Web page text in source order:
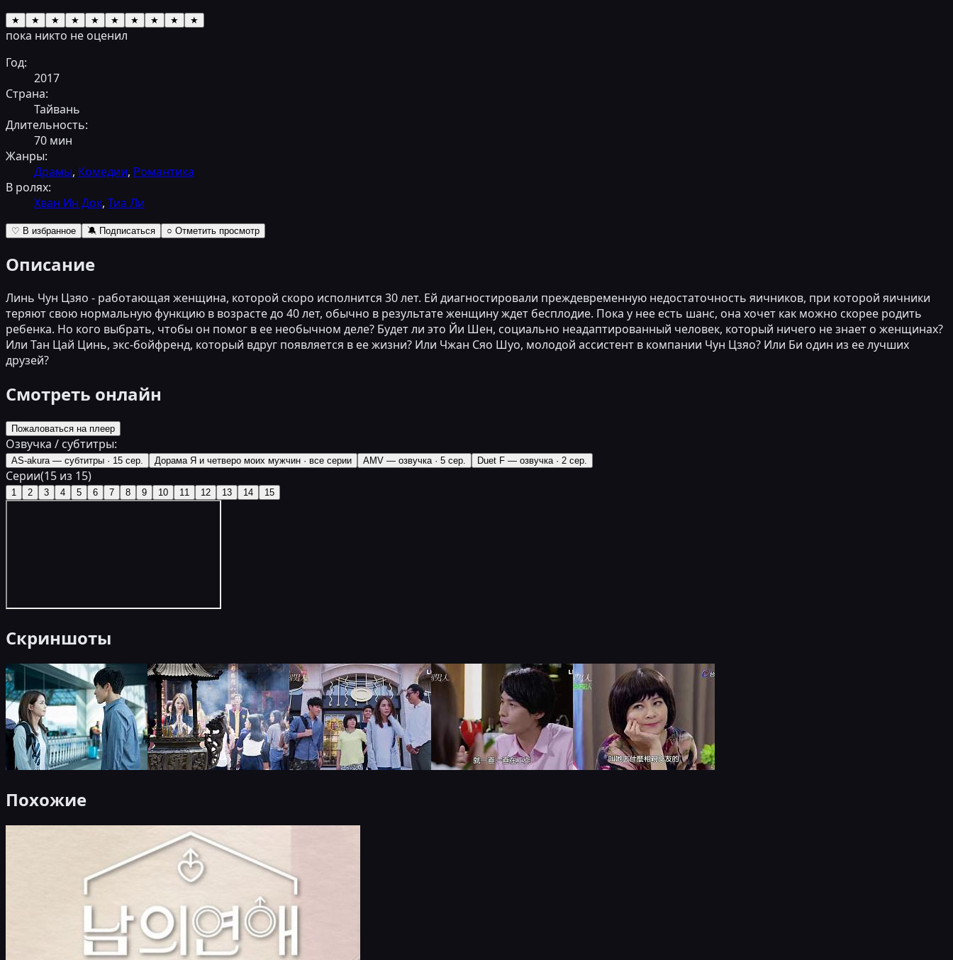
★ ★ ★ ★ ★ ★ ★ ★ ★ ★
пока никто не оценил
Год:
2017
Страна:
Тайвань
Длительность:
70 мин
Жанры:
Драмы, Комедии, Романтика
В ролях:
Хван Ин Док, Тиа Ли
♡ В избранное 🔕 Подписаться ○ Отметить просмотр
Описание
Линь Чун Цзяо - работающая женщина, которой скоро исполнится 30 лет. Ей диагностировали преждевременную недостаточность яичников, при которой яичники
теряют свою нормальную функцию в возрасте до 40 лет, обычно в результате женщину ждет бесплодие. Пока у нее есть шанс, она хочет как можно скорее родить
ребенка. Но кого выбрать, чтобы он помог в ее необычном деле? Будет ли это Йи Шен, социально неадаптированный человек, который ничего не знает о женщинах?
Или Тан Цай Цинь, экс-бойфренд, который вдруг появляется в ее жизни? Или Чжан Сяо Шуо, молодой ассистент в компании Чун Цзяо? Или Би один из ее лучших
друзей?
Смотреть онлайн
Пожаловаться на плеер
Озвучка / субтитры:
AS-akura — субтитры · 15 сер. Дорама Я и четверо моих мужчин · все серии AMV — озвучка · 5 сер. Duet F — озвучка · 2 сер.
Серии(15 из 15)
1 2 3 4 5 6 7 8 9 10 11 12 13 14 15
Скриншоты
Похожие